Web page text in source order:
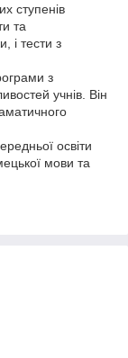
ступенів
та
і тести з
з
учнів. Він
освіти
мови та